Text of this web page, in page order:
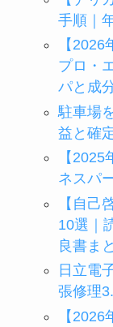
手順｜
【
プロ・
パと成
駐車場
益と確
【
ネスパ
【自己
10選｜
良書ま
日立電
張修理
【